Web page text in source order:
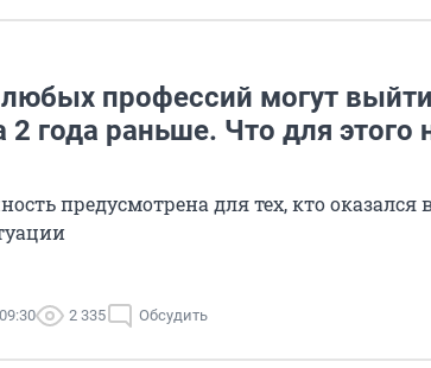
профессий могут
2 года раньше. Что для этого
предусмотрена для тех, кто оказался
2 335 Обсудить